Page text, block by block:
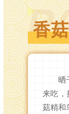
香菇
晒
来吃，
菇精和